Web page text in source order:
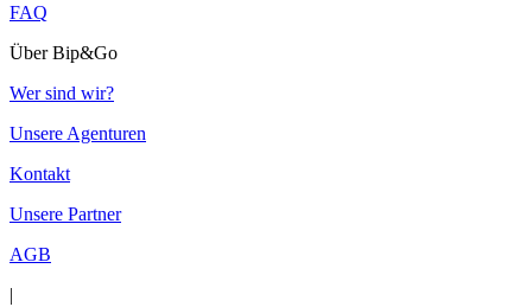
FAQ
Über Bip&Go
Wer sind wir?
Unsere Agenturen
Kontakt
Unsere Partner
AGB
|